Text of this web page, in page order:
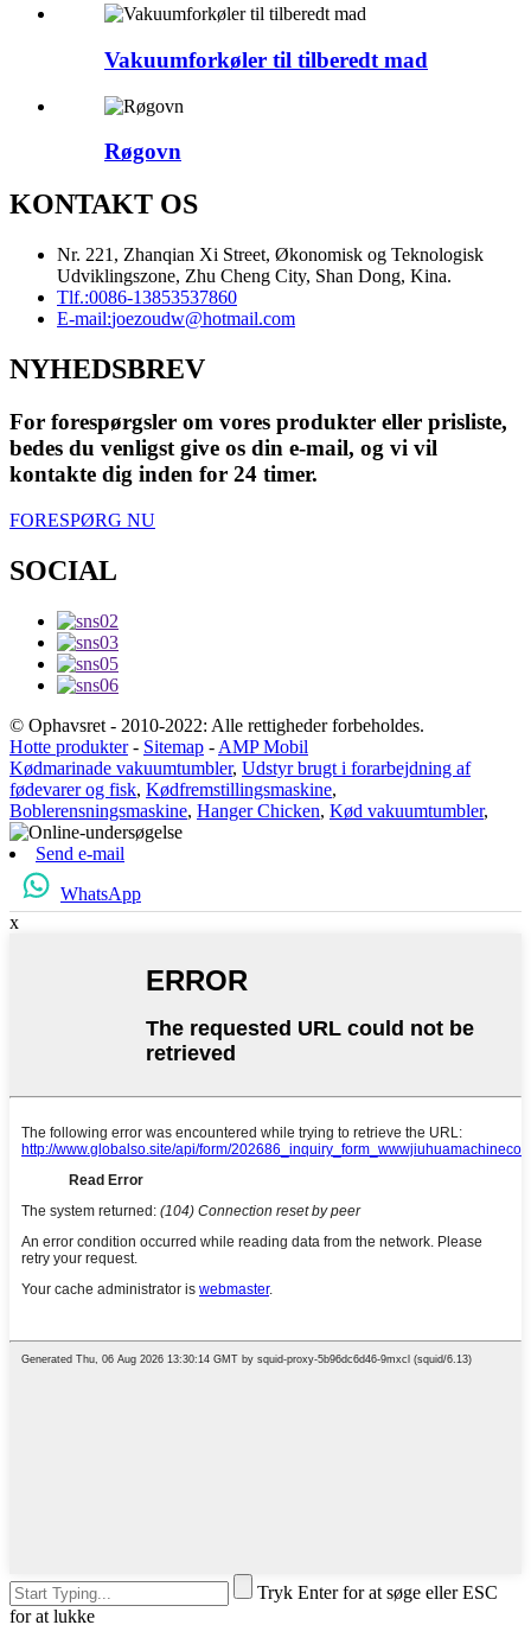
Vakuumforkøler til tilberedt mad
Røgovn
KONTAKT OS
Nr. 221, Zhanqian Xi Street, Økonomisk og Teknologisk
Udviklingszone, Zhu Cheng City, Shan Dong, Kina.
Tlf.:0086-13853537860
E-mail:joezoudw@hotmail.com
NYHEDSBREV
For forespørgsler om vores produkter eller prisliste,
bedes du venligst give os din e-mail, og vi vil
kontakte dig inden for 24 timer.
FORESPØRG NU
SOCIAL
© Ophavsret - 2010-2022: Alle rettigheder forbeholdes.
Hotte produkter- Sitemap - AMP Mobil
Kødmarinade vakuumtumbler, Udstyr brugt i forarbejdning af
fødevarer og fisk, Kødfremstillingsmaskine,
Boblerensningsmaskine, Hanger Chicken, Kød vakuumtumbler,
Send e-mail
WhatsApp
x
Tryk Enter for at søge eller ESC
for at lukke